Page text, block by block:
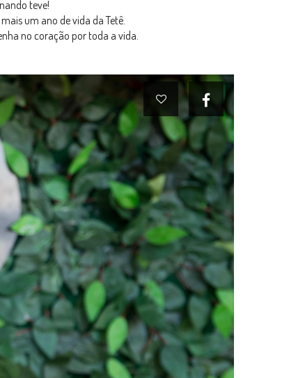
teve!
um ano de vida da Tetê.
no coração por toda a vida.